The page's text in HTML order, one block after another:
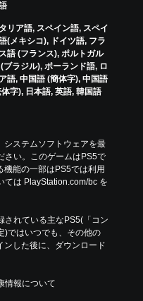
リア語, スペイン語, スペイ
(メキシコ), ドイツ語, フラ
語 (フランス), ポルトガル
ブラジル), ポーランド語, ロ
語, 中国語 (簡体字), 中国語
字), 日本語, 英語, 韓国語
システムソフトウェアを最
さい。このゲームはPS5で
能の一部はPS5では利用
ては PlayStation.com/bc を
されている主なPS5(「コン
)ではいつでも、その他の
ンした後に、ダウンロード
情報について